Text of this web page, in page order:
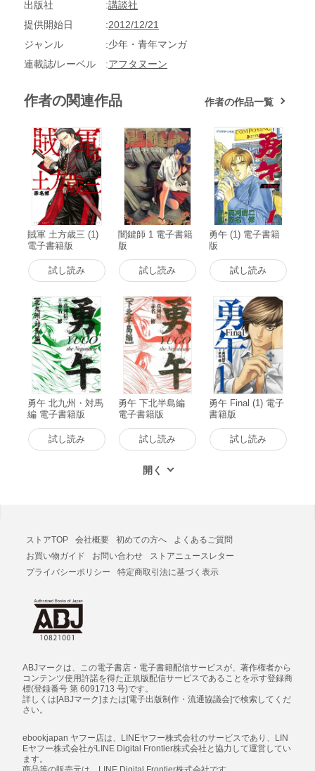
出版社
講談社
提供開始日
2012/12/21
ジャンル
少年・青年マンガ
連載誌/レーベル
アフタヌーン
作者の関連作品 作者の作品一覧
賊軍 土方歳三 (1)
電子書籍版
試し読み
闇鍵師 1 電子書籍
版
試し読み
勇午 (1) 電子書籍
版
試し読み
勇午 北九州・対馬
編 電子書籍版
試し読み
勇午 下北半島編
電子書籍版
試し読み
勇午 Final (1) 電子
書籍版
試し読み
ストアTOP 会社概要 初めての方へ
よくあるご質問
お買い物ガイド
お問い合わせ
ストアニュースレター
プライバシーポリシー
特定商取引法に基づく表示
ABJマークは、この電子書店・電子書籍配信サービスが、著作権者から
コンテンツ使用許諾を得た正規版配信サービスであることを示す登録商
標(登録番号 第 6091713 号)です。
詳しくは[ABJマーク]または[電子出版制作・流通協議会]で検索してくだ
さい。
ebookjapan ヤフー店は、LINEヤフー株式会社のサービスであり、LIN
Eヤフー株式会社がLINE Digital Frontier株式会社と協力して運営してい
ます。